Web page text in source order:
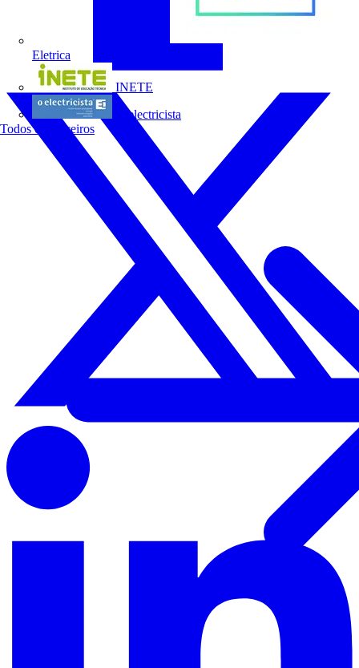
Eletrica
INETE
O electricista
Todos os parceiros